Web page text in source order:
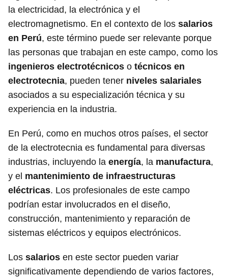
la electricidad, la electrónica y el
electromagnetismo. En el contexto de los salarios
en Perú, este término puede ser relevante porque
las personas que trabajan en este campo, como los
ingenieros electrotécnicos o técnicos en
electrotecnia, pueden tener niveles salariales
asociados a su especialización técnica y su
experiencia en la industria.
En Perú, como en muchos otros países, el sector
de la electrotecnia es fundamental para diversas
industrias, incluyendo la energía, la manufactura,
y el mantenimiento de infraestructuras
eléctricas. Los profesionales de este campo
podrían estar involucrados en el diseño,
construcción, mantenimiento y reparación de
sistemas eléctricos y equipos electrónicos.
Los salarios en este sector pueden variar
significativamente dependiendo de varios factores,